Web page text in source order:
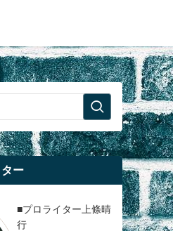
ー
■プロライター上條晴
行